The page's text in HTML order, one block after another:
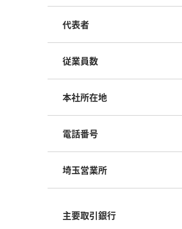
代表者
従業員数
本社所在地
電話番号
埼玉営業所
主要取引銀行